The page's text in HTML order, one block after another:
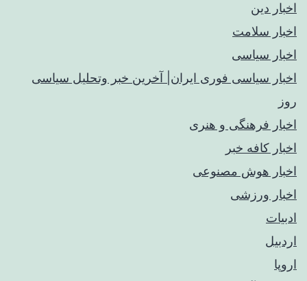
اخبار دین
اخبار سلامت
اخبار سیاسی
اخبار سیاسی فوری ایران| آخرین خبر وتحلیل سیاسی
روز
اخبار فرهنگی و هنری
اخبار کافه خبر
اخبار هوش مصنوعی
اخبار ورزشی
ادبیات
اردبیل
اروپا